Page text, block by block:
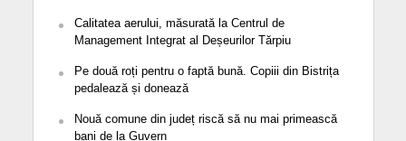
Calitatea aerului, măsurată la Centrul de
Management Integrat al Deșeurilor Tărpiu
Pe două roți pentru o faptă bună. Copiii din Bistrița
pedalează și donează
Nouă comune din județ riscă să nu mai primească
bani de la Guvern